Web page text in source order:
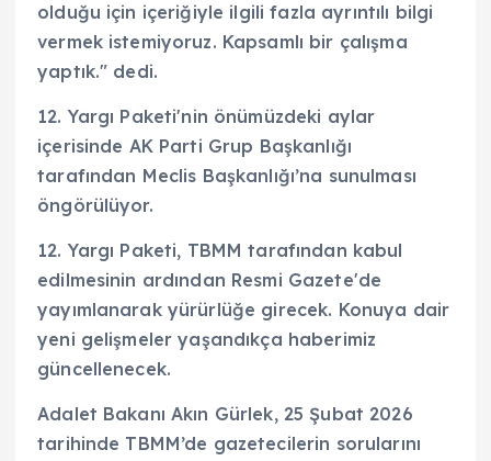
olduğu için içeriğiyle ilgili fazla ayrıntılı bilgi
vermek istemiyoruz. Kapsamlı bir çalışma
yaptık." dedi.
12. Yargı Paketi'nin önümüzdeki aylar
içerisinde AK Parti Grup Başkanlığı
tarafından Meclis Başkanlığı’na sunulması
öngörülüyor.
12. Yargı Paketi, TBMM tarafından kabul
edilmesinin ardından Resmi Gazete'de
yayımlanarak yürürlüğe girecek. Konuya dair
yeni gelişmeler yaşandıkça haberimiz
güncellenecek.
Adalet Bakanı Akın Gürlek, 25 Şubat 2026
tarihinde TBMM’de gazetecilerin sorularını